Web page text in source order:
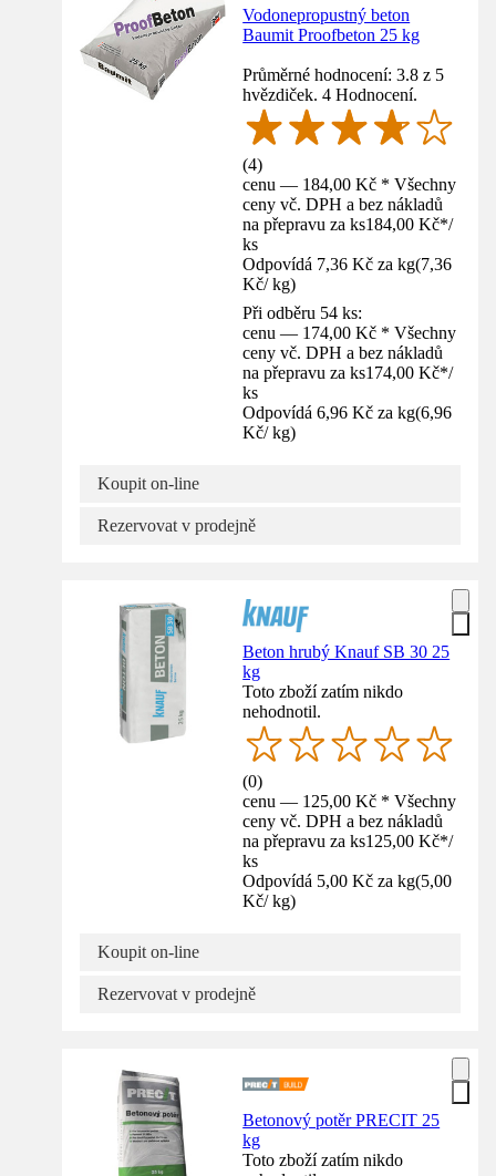
Vodonepropustný beton
Baumit Proofbeton 25 kg
Průměrné hodnocení: 3.8 z 5
hvězdiček. 4 Hodnocení.
(4)
cenu — 184,00 Kč * Všechny
ceny vč. DPH a bez nákladů
na přepravu za ks184,00 Kč*/
ks
Odpovídá 7,36 Kč za kg(7,36
Kč/ kg)
Při odběru 54 ks:
cenu — 174,00 Kč * Všechny
ceny vč. DPH a bez nákladů
na přepravu za ks174,00 Kč*/
ks
Odpovídá 6,96 Kč za kg(6,96
Kč/ kg)
Koupit on-line
Rezervovat v prodejně
Beton hrubý Knauf SB 30 25
kg
Toto zboží zatím nikdo
nehodnotil.
(0)
cenu — 125,00 Kč * Všechny
ceny vč. DPH a bez nákladů
na přepravu za ks125,00 Kč*/
ks
Odpovídá 5,00 Kč za kg(5,00
Kč/ kg)
Koupit on-line
Rezervovat v prodejně
Betonový potěr PRECIT 25
kg
Toto zboží zatím nikdo